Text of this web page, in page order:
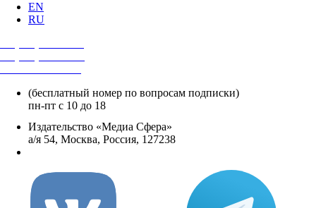
EN
RU
(бесплатный номер по вопросам подписки)
пн-пт с 10 до 18
Издательство «Медиа Сфера»
а/я 54, Москва, Россия, 127238